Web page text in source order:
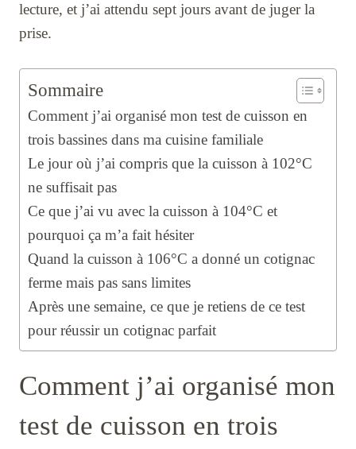
lecture, et j’ai attendu sept jours avant de juger la
prise.
Sommaire
Comment j’ai organisé mon test de cuisson en
trois bassines dans ma cuisine familiale
Le jour où j’ai compris que la cuisson à 102°C
ne suffisait pas
Ce que j’ai vu avec la cuisson à 104°C et
pourquoi ça m’a fait hésiter
Quand la cuisson à 106°C a donné un cotignac
ferme mais pas sans limites
Après une semaine, ce que je retiens de ce test
pour réussir un cotignac parfait
Comment j’ai organisé mon
test de cuisson en trois